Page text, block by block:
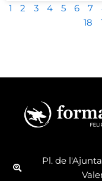
1 2 3 4 5 6 7
18
Pl. de